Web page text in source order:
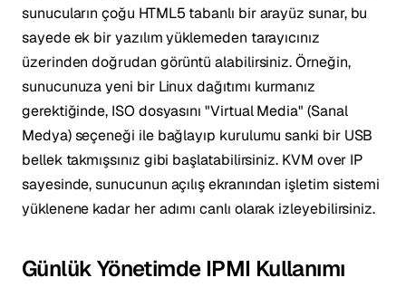
sunucuların çoğu HTML5 tabanlı bir arayüz sunar, bu
sayede ek bir yazılım yüklemeden tarayıcınız
üzerinden doğrudan görüntü alabilirsiniz. Örneğin,
sunucunuza yeni bir Linux dağıtımı kurmanız
gerektiğinde, ISO dosyasını "Virtual Media" (Sanal
Medya) seçeneği ile bağlayıp kurulumu sanki bir USB
bellek takmışsınız gibi başlatabilirsiniz. KVM over IP
sayesinde, sunucunun açılış ekranından işletim sistemi
yüklenene kadar her adımı canlı olarak izleyebilirsiniz.
Günlük Yönetimde IPMI Kullanımı